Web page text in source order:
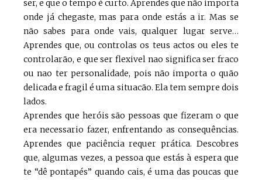
ser, e que o tempo é curto. Aprendes que não importa
onde já chegaste, mas para onde estás a ir. Mas se
não sabes para onde vais, qualquer lugar serve…
Aprendes que, ou controlas os teus actos ou eles te
controlarão, e que ser flexivel nao significa ser fraco
ou nao ter personalidade, pois não importa o quão
delicada e fragil é uma situacão. Ela tem sempre dois
lados.
Aprendes que heróis são pessoas que fizeram o que
era necessario fazer, enfrentando as consequências.
Aprendes que paciência requer prática. Descobres
que, algumas vezes, a pessoa que estás à espera que
te “dê pontapés” quando cais, é uma das poucas que